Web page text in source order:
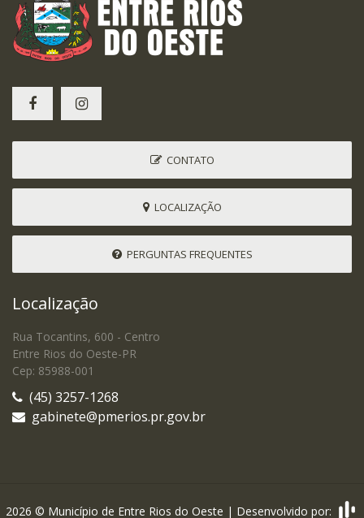
CONTATO
LOCALIZAÇÃO
PERGUNTAS FREQUENTES
Localização
Rua Tocantins, 600 - Centro
Entre Rios do Oeste-PR
Cep: 85988-001
(45) 3257-1268
gabinete@pmerios.pr.gov.br
2026 © Município de Entre Rios do Oeste | Desenvolvido por: